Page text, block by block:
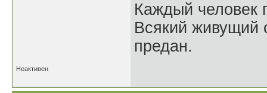
Каждый человек
Всякий живущий
предан.
Неактивен